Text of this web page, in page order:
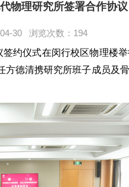
物理研究所签署合作协议
30 浏览次数： 194
约仪式在闵行校区物理楼
德清携研究所班子成员及